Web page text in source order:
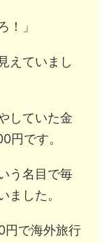
！」
えていまし
していた金
円です。
う名目で毎
ました。
で海外旅行